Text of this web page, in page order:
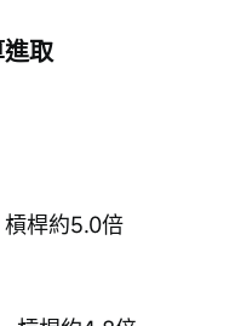
取
槓桿約5.0倍